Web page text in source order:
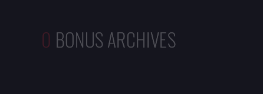
0 BONUS ARCHIVES